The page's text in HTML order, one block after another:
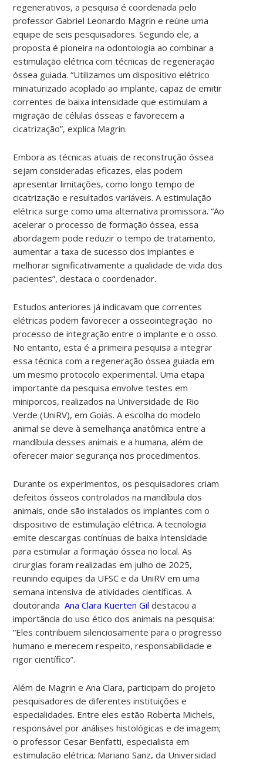
regenerativos, a pesquisa é coordenada pelo
professor Gabriel Leonardo Magrin e reúne uma
equipe de seis pesquisadores. Segundo ele, a
proposta é pioneira na odontologia ao combinar a
estimulação elétrica com técnicas de regeneração
óssea guiada. “Utilizamos um dispositivo elétrico
miniaturizado acoplado ao implante, capaz de emitir
correntes de baixa intensidade que estimulam a
migração de células ósseas e favorecem a
cicatrização”, explica Magrin.
Embora as técnicas atuais de reconstrução óssea
sejam consideradas eficazes, elas podem
apresentar limitações, como longo tempo de
cicatrização e resultados variáveis. A estimulação
elétrica surge como uma alternativa promissora. “Ao
acelerar o processo de formação óssea, essa
abordagem pode reduzir o tempo de tratamento,
aumentar a taxa de sucesso dos implantes e
melhorar significativamente a qualidade de vida dos
pacientes”, destaca o coordenador.
Estudos anteriores já indicavam que correntes
elétricas podem favorecer a osseointegração no
processo de integração entre o implante e o osso.
No entanto, esta é a primeira pesquisa a integrar
essa técnica com a regeneração óssea guiada em
um mesmo protocolo experimental. Uma etapa
importante da pesquisa envolve testes em
miniporcos, realizados na Universidade de Rio
Verde (UniRV), em Goiás. A escolha do modelo
animal se deve à semelhança anatômica entre a
mandíbula desses animais e a humana, além de
oferecer maior segurança nos procedimentos.
Durante os experimentos, os pesquisadores criam
defeitos ósseos controlados na mandíbula dos
animais, onde são instalados os implantes com o
dispositivo de estimulação elétrica. A tecnologia
emite descargas contínuas de baixa intensidade
para estimular a formação óssea no local.As
cirurgias foram realizadas em julho de 2025,
reunindo equipes da UFSC e da UniRV em uma
semana intensiva de atividades científicas. A
doutoranda Ana Clara Kuerten Gildestacou a
importância do uso ético dos animais na pesquisa:
“Eles contribuem silenciosamente para o progresso
humano e merecem respeito, responsabilidade e
rigor científico”.
Além de Magrin e Ana Clara, participam do projeto
pesquisadores de diferentes instituições e
especialidades. Entre eles estão Roberta Michels,
responsável por análises histológicas e de imagem;
o professor Cesar Benfatti, especialista em
estimulação elétrica; Mariano Sanz, da Universidad